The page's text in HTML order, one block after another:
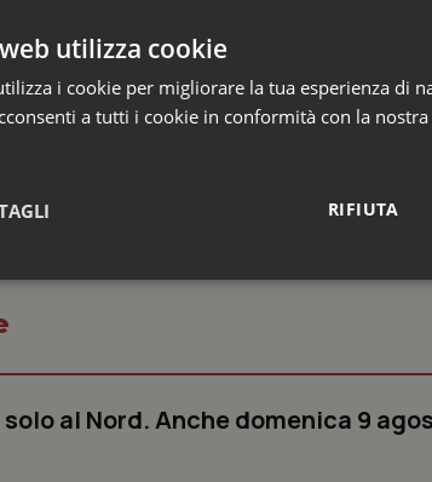
e presenta “le sue sincere scuse a tutti i
necessarie per preservare la piena fiducia
al Nord. Anche domenica 9
utilizza cookie
i cookie per migliorare la tua esperienza di
a tutti i cookie in conformità con la
RIFIUTA
Statistici